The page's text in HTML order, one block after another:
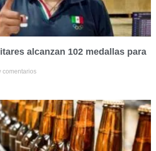
alcanzan 102 medallas para
comentarios